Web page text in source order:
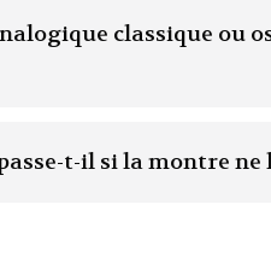
classique ou
t-il si la montre